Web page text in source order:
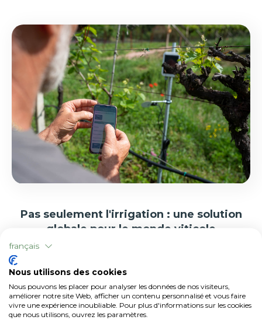
Pas seulement l'irrigation : une solution
globale pour le monde viticole
xFarmest une
permet de coordonner tous les aspects de
l'exploitation agricole dans un seul espace
numérique : de la gestion à la défense, en
passant par l'utilisation d'intrants, y compris
français
Nous utilisons des cookies
Nous pouvons les placer pour analyser les données de nos visiteurs,
améliorer notre site Web, afficher un contenu personnalisé et vous faire
vivre une expérience inoubliable. Pour plus d'informations sur les cookies
que nous utilisons, ouvrez les paramètres.